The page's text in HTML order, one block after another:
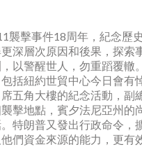
襲擊事件18周年，紀念歷
深層次原因和後果，探索
以警醒世人，勿重蹈覆轍
括紐約世貿中心今日會有
五角大樓的紀念活動，副
擊地點，賓夕法尼亞州的
特朗普又發出行政命令，
們資金來源的能力，更有